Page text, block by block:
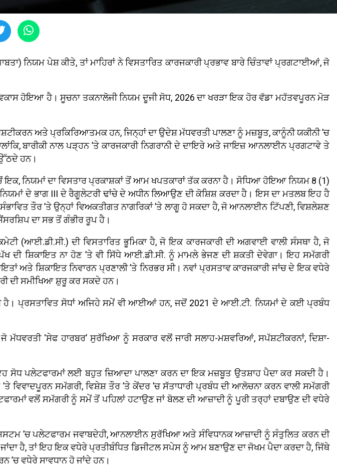
ਨਿਯਮ ਪੇਸ਼ ਕੀਤੇ, ਤਾਂ ਮਾਹਿਰਾਂ ਨੇ ਵਿਸਤਾਰਿਤ ਕਾਰਜਕਾਰੀ ਪ੍ਰਭਾਵ ਬਾਰੇ ਚਿੰਤਾਵਾਂ ਪ੍ਰਗਟਾਈਆਂ, ਜੋ
ਹੋਇਆ ਹੈ। ਸੂਚਨਾ ਤਕਨਾਲੋਜੀ ਨਿਯਮ ਦੂਜੀ ਸੋਧ, 2026 ਦਾ ਖਰੜਾ ਇਕ ਹੋਰ ਵੱਡਾ ਮਹੱਤਵਪੂਰਨ ਮੋੜ
ਅਤੇ ਪ੍ਰਕਿਰਿਆਤਮਕ ਹਨ, ਜਿਨ੍ਹਾਂ ਦਾ ਉਦੇਸ਼ ਮੱਧਵਰਤੀ ਪਾਲਣਾ ਨੂੰ ਮਜ਼ਬੂਤ, ਕਾਨੂੰਨੀ ਯਕੀਨੀ ’ਚ
ਬਾਰੀਕੀ ਨਾਲ ਪੜ੍ਹਨ ’ਤੇ ਕਾਰਜਕਾਰੀ ਨਿਗਰਾਨੀ ਦੇ ਦਾਇਰੇ ਅਤੇ ਜਾਇਜ਼ ਆਨਲਾਈਨ ਪ੍ਰਗਟਾਵੇ ਤੇ
ਉੱਠਦੇ ਹਨ।
ਨਿਯਮਾਂ ਦਾ ਵਿਸਤਾਰ ਪ੍ਰਕਾਸ਼ਕਾਂ ਤੋਂ ਆਮ ਖਪਤਕਾਰਾਂ ਤੱਕ ਕਰਨਾ ਹੈ। ਸੋਧਿਆ ਹੋਇਆ ਨਿਯਮ 8 (1)
ਦੇ ਭਾਗ III ਦੇ ਰੈਗੂਲੇਟਰੀ ਢਾਂਚੇ ਦੇ ਅਧੀਨ ਲਿਆਉਣ ਦੀ ਕੋਸ਼ਿਸ਼ ਕਰਦਾ ਹੈ। ਇਸ ਦਾ ਮਤਲਬ ਇਹ ਹੈ
ਤੌਰ ’ਤੇ ਉਨ੍ਹਾਂ ਵਿਅਕਤੀਗਤ ਨਾਗਰਿਕਾਂ ’ਤੇ ਲਾਗੂ ਹੋ ਸਕਦਾ ਹੈ, ਜੋ ਆਨਲਾਈਨ ਟਿੱਪਣੀ, ਵਿਸ਼ਲੇਸ਼ਣ
ਦਾ ਸਭ ਤੋਂ ਗੰਭੀਰ ਰੂਪ ਹੈ।
(ਆਈ.ਡੀ.ਸੀ.) ਦੀ ਵਿਸਤਾਰਿਤ ਭੂਮਿਕਾ ਹੈ, ਜੋ ਇਕ ਕਾਰਜਕਾਰੀ ਦੀ ਅਗਵਾਈ ਵਾਲੀ ਸੰਸਥਾ ਹੈ, ਜੋ
ਦੀ ਸ਼ਿਕਾਇਤ ਨਾ ਹੋਣ ’ਤੇ ਵੀ ਸਿੱਧੇ ਆਈ.ਡੀ.ਸੀ. ਨੂੰ ਮਾਮਲੇ ਭੇਜਣ ਦੀ ਸ਼ਕਤੀ ਦੇਵੇਗਾ। ਇਹ ਸਮੱਗਰੀ
ਅਤੇ ਸ਼ਿਕਾਇਤ ਨਿਵਾਰਨ ਪ੍ਰਣਾਲੀ ’ਤੇ ਨਿਰਭਰ ਸੀ। ਨਵਾਂ ਪ੍ਰਸਤਾਵ ਕਾਰਜਕਾਰੀ ਜਾਂਚ ਦੇ ਇਕ ਵਧੇਰੇ
ਦੀ ਸਮੀਖਿਆ ਸ਼ੁਰੂ ਕਰ ਸਕਦੇ ਹਨ।
ਹੈ। ਪ੍ਰਸਤਾਵਿਤ ਸੋਧਾਂ ਅਜਿਹੇ ਸਮੇਂ ਵੀ ਆਈਆਂ ਹਨ, ਜਦੋਂ 2021 ਦੇ ਆਈ.ਟੀ. ਨਿਯਮਾਂ ਦੇ ਕਈ ਪ੍ਰਬੰਧ
ਮੱਧਵਰਤੀ ‘ਸੇਫ ਹਾਰਬਰ’ ਸੁਰੱਖਿਆ ਨੂੰ ਸਰਕਾਰ ਵਲੋਂ ਜਾਰੀ ਸਲਾਹ-ਮਸ਼ਵਰਿਆਂ, ਸਪੱਸ਼ਟੀਕਰਨਾਂ, ਦਿਸ਼ਾ-
ਇਹ ਸੋਧ ਪਲੇਟਫਾਰਮਾਂ ਲਈ ਬਹੁਤ ਜ਼ਿਆਦਾ ਪਾਲਣਾ ਕਰਨ ਦਾ ਇਕ ਮਜ਼ਬੂਤ ਉਤਸ਼ਾਹ ਪੈਦਾ ਕਰ ਸਕਦੀ ਹੈ।
ਸਮੱਗਰੀ, ਵਿਸ਼ੇਸ਼ ਤੌਰ ’ਤੇ ਕੇਂਦਰ ’ਚ ਸੱਤਾਧਾਰੀ ਪ੍ਰਬੰਧ ਦੀ ਆਲੋਚਨਾ ਕਰਨ ਵਾਲੀ ਸਮੱਗਰੀ
ਵਲੋਂ ਸਮੱਗਰੀ ਨੂੰ ਸਮੇਂ ਤੋਂ ਪਹਿਲਾਂ ਹਟਾਉਣ ਜਾਂ ਬੋਲਣ ਦੀ ਆਜ਼ਾਦੀ ਨੂੰ ਪੂਰੀ ਤਰ੍ਹਾਂ ਦਬਾਉਣ ਦੀ ਵਧੇਰੇ
’ਚ ਪਲੇਟਫਾਰਮ ਜਵਾਬਦੇਹੀ, ਆਨਲਾਈਨ ਸੁਰੱਖਿਆ ਅਤੇ ਸੰਵਿਧਾਨਕ ਆਜ਼ਾਦੀ ਨੂੰ ਸੰਤੁਲਿਤ ਕਰਨ ਦੀ
ਹੈ, ਤਾਂ ਇਹ ਇਕ ਵਧੇਰੇ ਪ੍ਰਤੀਬੰਧਿਤ ਡਿਜੀਟਲ ਸਪੇਸ ਨੂੰ ਆਮ ਬਣਾਉਣ ਦਾ ਜੋਖਮ ਪੈਦਾ ਕਰਦਾ ਹੈ, ਜਿੱਥੇ
ਵਧੇਰੇ ਸਾਵਧਾਨ ਹੋ ਜਾਂਦੇ ਹਨ।